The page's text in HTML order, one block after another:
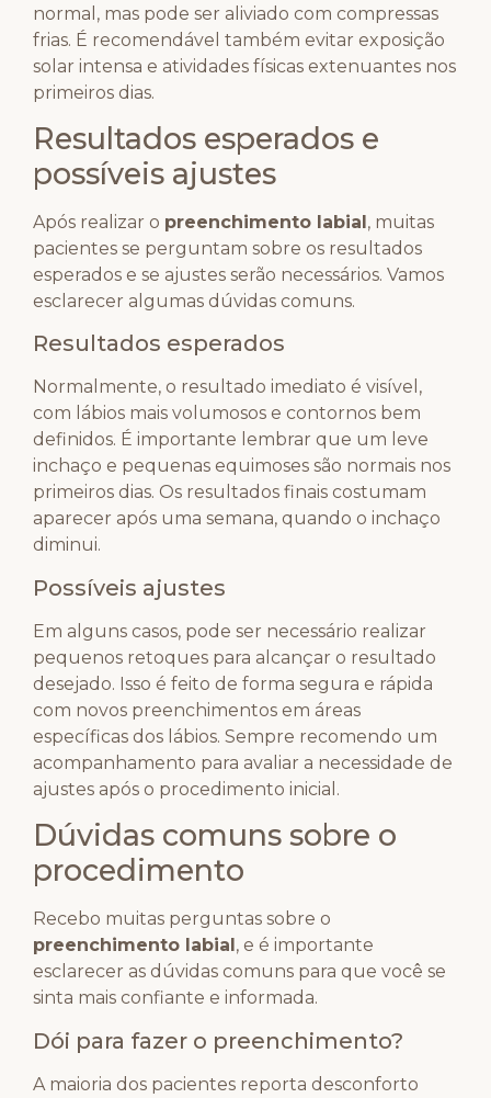
normal, mas pode ser aliviado com compressas
frias. É recomendável também evitar exposição
solar intensa e atividades físicas extenuantes nos
primeiros dias.
Resultados esperados e
possíveis ajustes
Após realizar o preenchimento labial, muitas
pacientes se perguntam sobre os resultados
esperados e se ajustes serão necessários. Vamos
esclarecer algumas dúvidas comuns.
Resultados esperados
Normalmente, o resultado imediato é visível,
com lábios mais volumosos e contornos bem
definidos. É importante lembrar que um leve
inchaço e pequenas equimoses são normais nos
primeiros dias. Os resultados finais costumam
aparecer após uma semana, quando o inchaço
diminui.
Possíveis ajustes
Em alguns casos, pode ser necessário realizar
pequenos retoques para alcançar o resultado
desejado. Isso é feito de forma segura e rápida
com novos preenchimentos em áreas
específicas dos lábios. Sempre recomendo um
acompanhamento para avaliar a necessidade de
ajustes após o procedimento inicial.
Dúvidas comuns sobre o
procedimento
Recebo muitas perguntas sobre o
preenchimento labial, e é importante
esclarecer as dúvidas comuns para que você se
sinta mais confiante e informada.
Dói para fazer o preenchimento?
A maioria dos pacientes reporta desconforto